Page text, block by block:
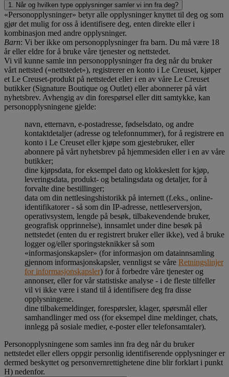
1. Når og hvilken type opplysninger samler vi inn fra deg?
«Personopplysninger» betyr alle opplysninger knyttet til deg og som
gjør det mulig for oss å identifisere deg, enten direkte eller i
kombinasjon med andre opplysninger.
Barn: Vi ber ikke om personopplysninger fra barn. Du må være 18
år eller eldre for å bruke våre tjenester og nettstedet.
Vi vil kunne samle inn personopplysninger fra deg når du bruker
vårt nettsted («nettstedet»), registrerer en konto i Le Creuset, kjøper
et Le Creuset-produkt på nettstedet eller i en av våre Le Creuset
butikker (Signature Boutique og Outlet) eller abonnerer på vårt
nyhetsbrev. Avhengig av din forespørsel eller ditt samtykke, kan
personopplysningene gjelde:
navn, etternavn, e-postadresse, fødselsdato, og andre
kontaktdetaljer (adresse og telefonnummer), for å registrere en
konto i Le Creuset eller kjøpe som gjestebruker, eller
abonnere på vårt nyhetsbrev på hjemmesiden eller i en av våre
butikker;
dine kjøpsdata, for eksempel dato og klokkeslett for kjøp,
leveringsdata, produkt- og betalingsdata og detaljer, for å
forvalte dine bestillinger;
data om din nettlesingshistorikk på internett (f.eks., online-
identifikatorer - så som din IP-adresse, nettleserversjon,
operativsystem, lengde på besøk, tilbakevendende bruker,
geografisk opprinnelse), innsamlet under dine besøk på
nettstedet (enten du er registrert bruker eller ikke), ved å bruke
logger og/eller sporingsteknikker så som
«informasjonskapsler» (for informasjon om datainnsamling
gjennom informasjonskapsler, vennligst se våre Retningslinjer
for informasjonskapsler) for å forbedre våre tjenester og
annonser, eller for vår statistiske analyse - i de fleste tilfeller
vil vi ikke være i stand til å identifisere deg fra disse
opplysningene.
dine tilbakemeldinger, forespørsler, klager, spørsmål eller
samhandlinger med oss (for eksempel dine meldinger, chats,
innlegg på sosiale medier, e-poster eller telefonsamtaler).
Personopplysningene som samles inn fra deg når du bruker
nettstedet eller ellers oppgir personlig identifiserende opplysninger er
dermed beskyttet og personvernrettighetene dine blir forklart i punkt
H) nedenfor.